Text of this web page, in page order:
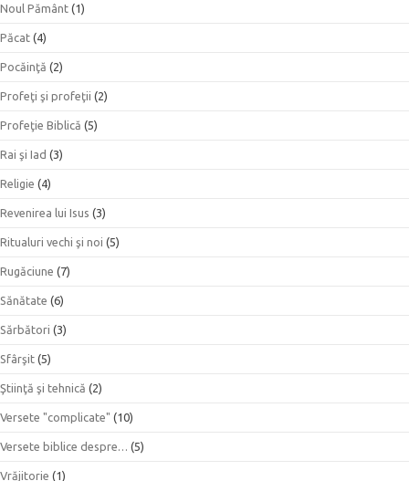
Noul Pământ (1)
Păcat (4)
Pocăinţă (2)
Profeţi şi profeţii (2)
Profeţie Biblică (5)
Rai şi Iad (3)
Religie (4)
Revenirea lui Isus (3)
Ritualuri vechi şi noi (5)
Rugăciune (7)
Sănătate (6)
Sărbători (3)
Sfârşit (5)
Ştiinţă şi tehnică (2)
Versete "complicate" (10)
Versete biblice despre… (5)
Vrăjitorie (1)